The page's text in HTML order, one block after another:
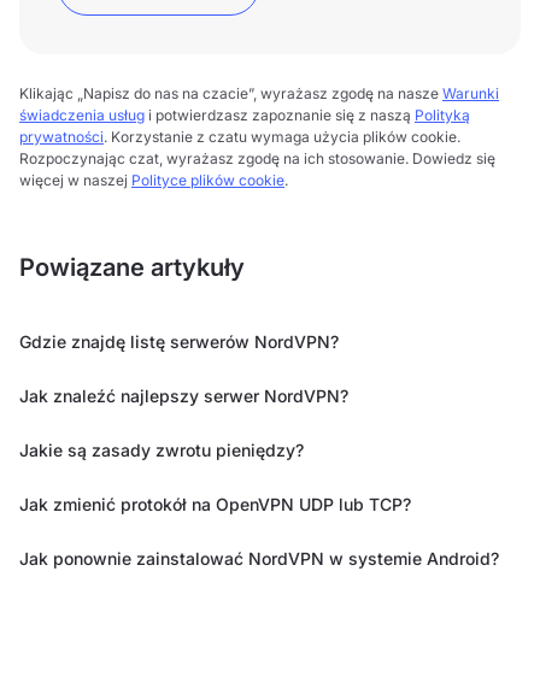
Klikając „Napisz do nas na czacie”, wyrażasz zgodę na nasze Warunki
świadczenia usług i potwierdzasz zapoznanie się z naszą Polityką
prywatności. Korzystanie z czatu wymaga użycia plików cookie.
Rozpoczynając czat, wyrażasz zgodę na ich stosowanie. Dowiedz się
więcej w naszej Polityce plików cookie.
Powiązane artykuły
Gdzie znajdę listę serwerów NordVPN?
Jak znaleźć najlepszy serwer NordVPN?
Jakie są zasady zwrotu pieniędzy?
Jak zmienić protokół na OpenVPN UDP lub TCP?
Jak ponownie zainstalować NordVPN w systemie Android?